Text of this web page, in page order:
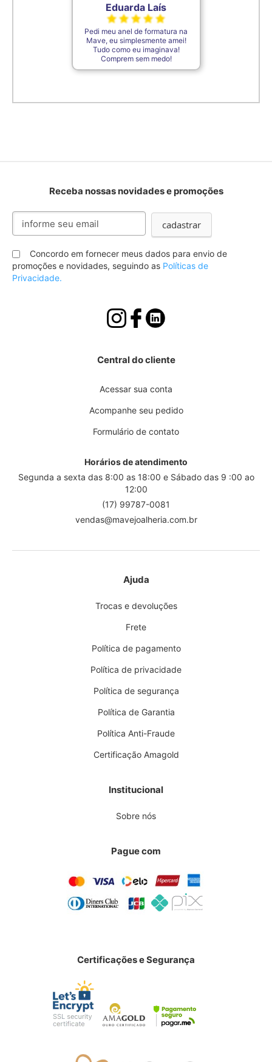
Eduarda Laís
Pedi meu anel de formatura na
Mave, eu simplesmente amei!
Tudo como eu imaginava!
Comprem sem medo!
Receba nossas novidades e promoções
Inscreva-
nossa
Newsletter:
cadastrar
Concordo em fornecer meus dados para envio de
promoções e novidades, seguindo as Políticas de
Privacidade.
Central do cliente
Acessar sua conta
Acompanhe seu pedido
Formulário de contato
Horários de atendimento
Segunda a sexta das 8:00 as 18:00 e Sábado das 9 :00 ao
12:00
(17) 99787-0081
vendas@mavejoalheria.com.br
Ajuda
Trocas e devoluções
Frete
Política de pagamento
Política de privacidade
Política de segurança
Política de Garantia
Política Anti-Fraude
Certificação Amagold
Institucional
Sobre nós
Pague com
Certificações e Segurança